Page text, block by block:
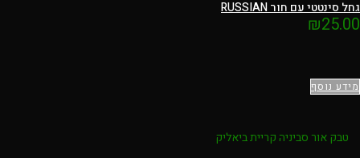
גחל סינטטי עם חור RUSSIAN
₪25.00
מידע נוסף
טבק אור סביניה קריית ביאליק